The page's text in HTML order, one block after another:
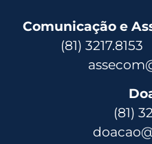
Comunicação e
(81)
(81)